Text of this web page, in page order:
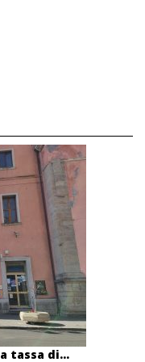
tassa di...